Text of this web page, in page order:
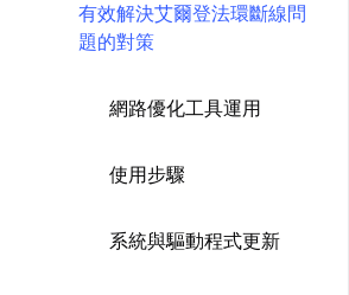
有效解決艾爾登法環斷線問
題的對策
網路優化工具運用
使用步驟
系統與驅動程式更新